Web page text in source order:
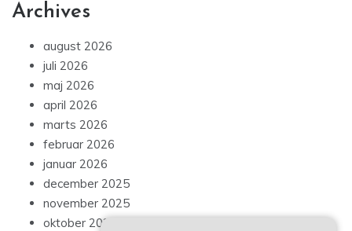
Archives
august 2026
juli 2026
maj 2026
april 2026
marts 2026
februar 2026
januar 2026
december 2025
november 2025
oktober 2025